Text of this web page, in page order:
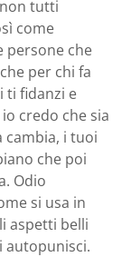
tutti
come
persone che
per chi fa
ti fidanzi e
credo che sia
cambia, i tuoi
che poi
Odio
si usa in
aspetti belli
autopunisci.